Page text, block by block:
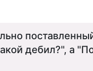
дебил?", а